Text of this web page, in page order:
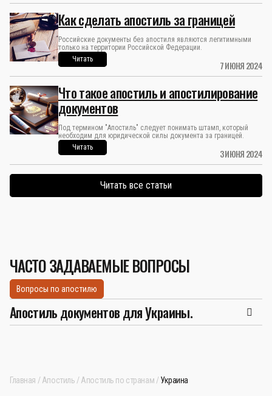
7 ИЮНЯ 2024
Как сделать апостиль за границей
Российские документы без апостиля являются легитимными
только на территории Российской Федерации.
Читать
3 ИЮНЯ 2024
Что такое апостиль и апостилирование
документов
Под термином "Апостиль" следует понимать штамп, который
необходим для юридической силы документа за границей.
Читать
Читать все статьи
ЧАСТО ЗАДАВАЕМЫЕ ВОПРОСЫ
Вопросы по апостилю
Апостиль документов для Украины.
Главная Апостиль Апостиль по странам Украина